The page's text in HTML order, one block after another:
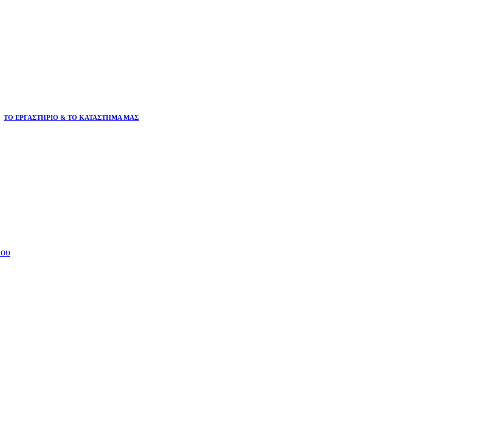
ΤΟ ΕΡΓΑΣΤΗΡΙΟ & ΤΟ ΚΑΤΑΣΤΗΜΑ ΜΑΣ